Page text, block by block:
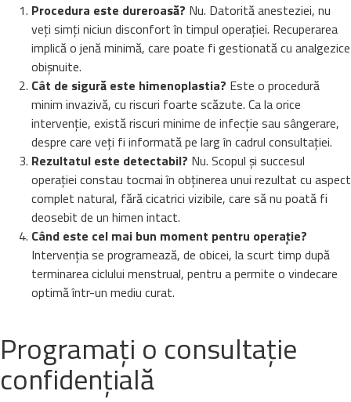
Procedura este dureroasă? Nu. Datorită anesteziei, nu
veți simți niciun disconfort în timpul operației. Recuperarea
implică o jenă minimă, care poate fi gestionată cu analgezice
obișnuite.
Cât de sigură este himenoplastia? Este o procedură
minim invazivă, cu riscuri foarte scăzute. Ca la orice
intervenție, există riscuri minime de infecție sau sângerare,
despre care veți fi informată pe larg în cadrul consultației.
Rezultatul este detectabil? Nu. Scopul și succesul
operației constau tocmai în obținerea unui rezultat cu aspect
complet natural, fără cicatrici vizibile, care să nu poată fi
deosebit de un himen intact.
Când este cel mai bun moment pentru operație?
Intervenția se programează, de obicei, la scurt timp după
terminarea ciclului menstrual, pentru a permite o vindecare
optimă într-un mediu curat.
Programați o consultație
confidențială